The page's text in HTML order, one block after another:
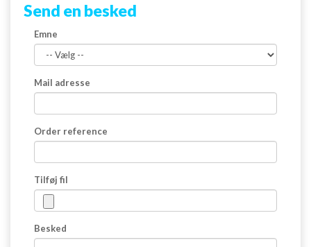
HØRETELEFONER
OPLADER
TRÅDLØSE OPLADER
DATAKABLER
POWER BANK
VIS FLERE
Send en besked
Emne
Mail adresse
Order reference
Tilføj fil
Besked